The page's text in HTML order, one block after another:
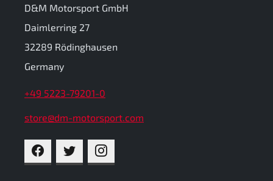
D&M Motorsport GmbH
Daimlerring 27
32289 Rödinghausen
Germany
+49 5223-79201-0
store@dm-motorsport.com
FACEBOOKTWITTERINSTAGRAM